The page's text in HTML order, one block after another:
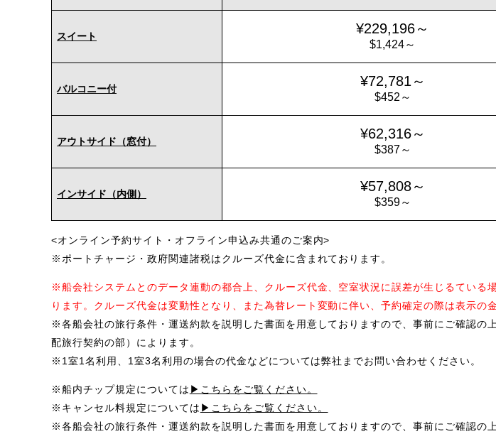
スイート ¥229,196～
$1,424～
バルコニー付 ¥72,781～
$452～
アウトサイド（窓付） ¥62,316～
$387～
インサイド（内側） ¥57,808～
$359～
<オンライン予約サイト・オフライン申込み共通のご案内>
※ポートチャージ・政府関連諸税はクルーズ代金に含まれております。
※船会社システムとのデータ連動の都合上、クルーズ代金、空室状況に誤差が生じるてい
ります。クルーズ代金は変動性となり、また為替レート変動に伴い、予約確定の際は表示の
※各船会社の旅行条件・運送約款を説明した書面を用意しておりますので、事前にご確認
配旅行契約の部）によります。
※1室1名利用、1室3名利用の場合の代金などについては弊社までお問い合わせください。
※船内チップ規定については ▶こちらをご覧ください。
※キャンセル料規定については ▶こちらをご覧ください。
※各船会社の旅行条件・運送約款を説明した書面を用意しておりますので、事前にご確認の